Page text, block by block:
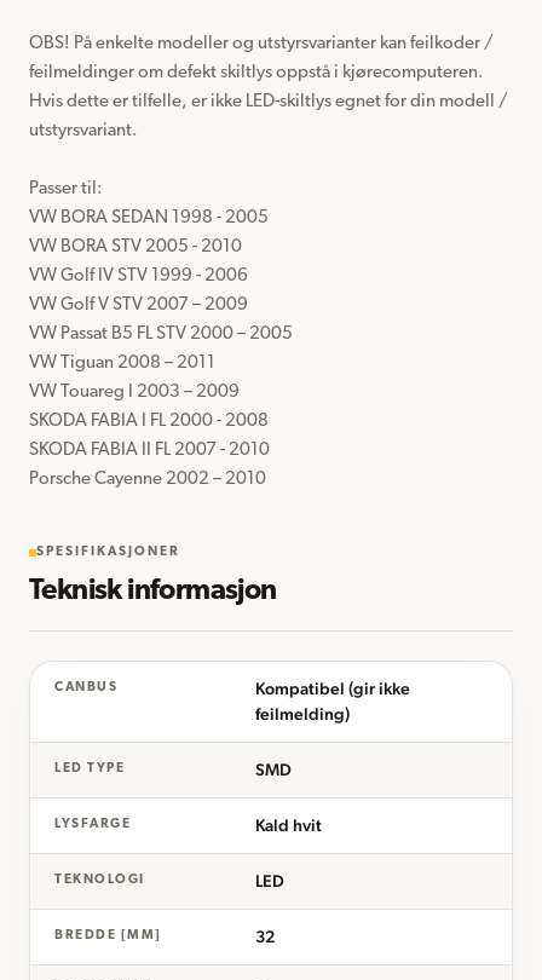
OBS! På enkelte modeller og utstyrsvarianter kan feilkoder /
feilmeldinger om defekt skiltlys oppstå i kjørecomputeren.
Hvis dette er tilfelle, er ikke LED-skiltlys egnet for din modell /
utstyrsvariant.
Passer til:
VW BORA SEDAN 1998 - 2005
VW BORA STV 2005 - 2010
VW Golf IV STV 1999 - 2006
VW Golf V STV 2007 – 2009
VW Passat B5 FL STV 2000 – 2005
VW Tiguan 2008 – 2011
VW Touareg I 2003 – 2009
SKODA FABIA I FL 2000 - 2008
SKODA FABIA II FL 2007 - 2010
Porsche Cayenne 2002 – 2010
SPESIFIKASJONER
Teknisk informasjon
CANBUS
Kompatibel (gir ikke
feilmelding)
LED TYPE SMD
LYSFARGE Kald hvit
TEKNOLOGI LED
BREDDE [MM] 32